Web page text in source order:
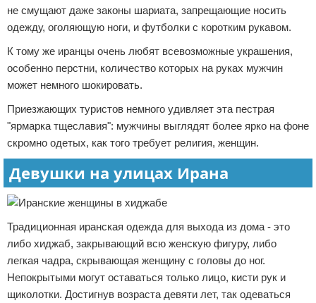
не смущают даже законы шариата, запрещающие носить
одежду, оголяющую ноги, и футболки с коротким рукавом.
К тому же иранцы очень любят всевозможные украшения,
особенно перстни, количество которых на руках мужчин
может немного шокировать.
Приезжающих туристов немного удивляет эта пестрая
"ярмарка тщеславия": мужчины выглядят более ярко на фоне
скромно одетых, как того требует религия, женщин.
Девушки на улицах Ирана
Традиционная иранская одежда для выхода из дома - это
либо хиджаб, закрывающий всю женскую фигуру, либо
легкая чадра, скрывающая женщину с головы до ног.
Непокрытыми могут оставаться только лицо, кисти рук и
щиколотки. Достигнув возраста девяти лет, так одеваться